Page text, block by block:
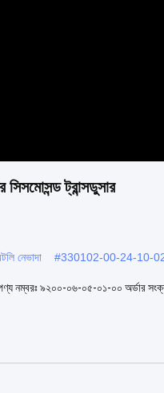
ট্রান্সডুসার
নেভাদা #330102-00-24-10-
নম্বরঃ ৯২০০-০৬-০৫-০১-০০ অর্ডার